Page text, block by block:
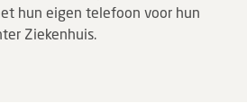
hun eigen telefoon voor hun
Ziekenhuis.